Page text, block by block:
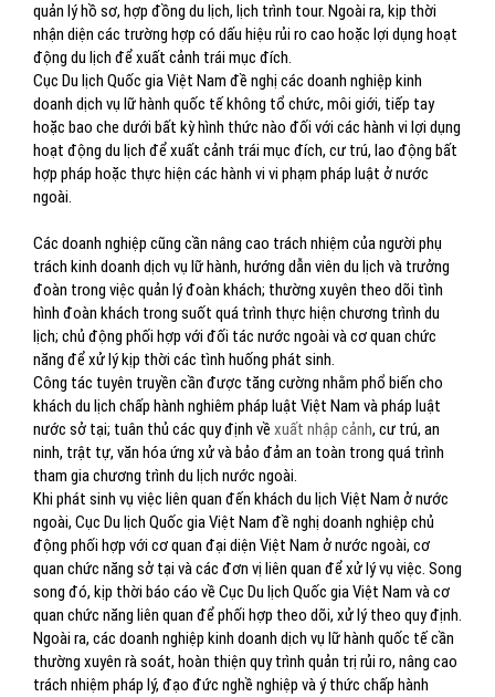
quản lý hồ sơ, hợp đồng du lịch, lịch trình tour. Ngoài ra, kịp thời
nhận diện các trường hợp có dấu hiệu rủi ro cao hoặc lợi dụng hoạt
động du lịch để xuất cảnh trái mục đích.
Cục Du lịch Quốc gia Việt Nam đề nghị các doanh nghiệp kinh
doanh dịch vụ lữ hành quốc tế không tổ chức, môi giới, tiếp tay
hoặc bao che dưới bất kỳ hình thức nào đối với các hành vi lợi dụng
hoạt động du lịch để xuất cảnh trái mục đích, cư trú, lao động bất
hợp pháp hoặc thực hiện các hành vi vi phạm pháp luật ở nước
ngoài.
Các doanh nghiệp cũng cần nâng cao trách nhiệm của người phụ
trách kinh doanh dịch vụ lữ hành, hướng dẫn viên du lịch và trưởng
đoàn trong việc quản lý đoàn khách; thường xuyên theo dõi tình
hình đoàn khách trong suốt quá trình thực hiện chương trình du
lịch; chủ động phối hợp với đối tác nước ngoài và cơ quan chức
năng để xử lý kịp thời các tình huống phát sinh.
Công tác tuyên truyền cần được tăng cường nhằm phổ biến cho
khách du lịch chấp hành nghiêm pháp luật Việt Nam và pháp luật
nước sở tại; tuân thủ các quy định về xuất nhập cảnh, cư trú, an
ninh, trật tự, văn hóa ứng xử và bảo đảm an toàn trong quá trình
tham gia chương trình du lịch nước ngoài.
Khi phát sinh vụ việc liên quan đến khách du lịch Việt Nam ở nước
ngoài, Cục Du lịch Quốc gia Việt Nam đề nghị doanh nghiệp chủ
động phối hợp với cơ quan đại diện Việt Nam ở nước ngoài, cơ
quan chức năng sở tại và các đơn vị liên quan để xử lý vụ việc. Song
song đó, kịp thời báo cáo về Cục Du lịch Quốc gia Việt Nam và cơ
quan chức năng liên quan để phối hợp theo dõi, xử lý theo quy định.
Ngoài ra, các doanh nghiệp kinh doanh dịch vụ lữ hành quốc tế cần
thường xuyên rà soát, hoàn thiện quy trình quản trị rủi ro, nâng cao
trách nhiệm pháp lý, đạo đức nghề nghiệp và ý thức chấp hành